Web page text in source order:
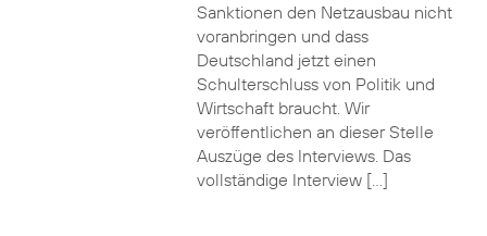
Sanktionen den Netzausbau nicht
voranbringen und dass
Deutschland jetzt einen
Schulterschluss von Politik und
Wirtschaft braucht. Wir
veröffentlichen an dieser Stelle
Auszüge des Interviews. Das
vollständige Interview […]